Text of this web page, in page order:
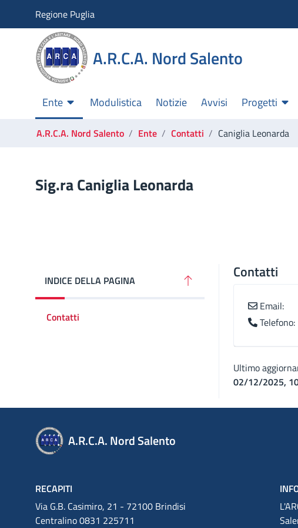
Vai al menu di navigazione
Vai alla ricerca
Vai ai contenuti
Vai al footer
Regione Puglia
A.R.C.A. Nord Salento
Ente Modulistica Notizie Avvisi Progetti
A.R.C.A. Nord Salento Ente Contatti Caniglia Leonarda
Sig.raCaniglia Leonarda
INDICE DELLA PAGINA
Contatti
Contatti
Email:
Telefono:
Ultimo
02/12/2025,
A.R.C.A. Nord Salento
RECAPITI
Via G.B. Casimiro, 21 - 72100 Brindisi
Centralino 0831 225711